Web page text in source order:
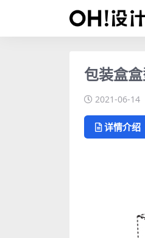
包装盒
2021-06-14
详情介绍